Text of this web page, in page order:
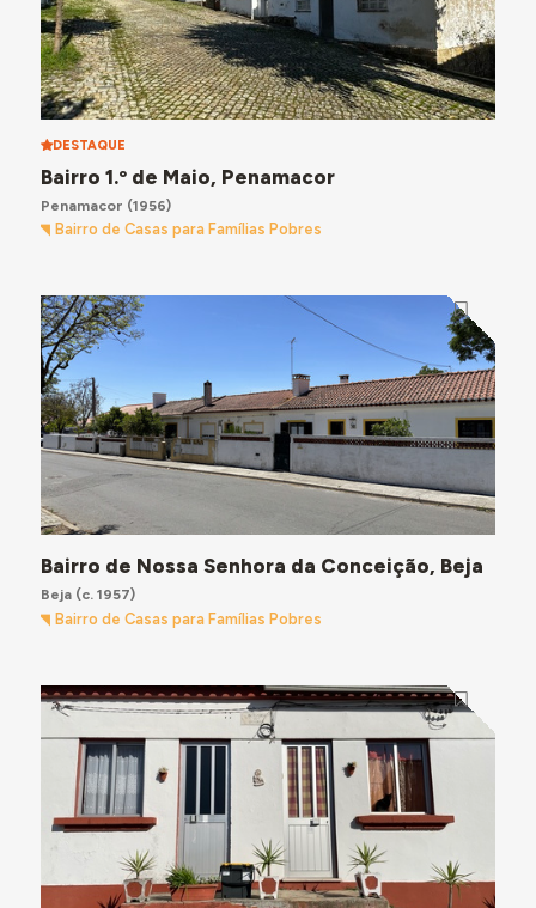
DESTAQUE
Bairro 1.º de Maio, Penamacor
Penamacor (1956)
Bairro de Casas para Famílias Pobres
Bairro de Nossa Senhora da Conceição, Beja
Beja(c. 1957)
Bairro de Casas para Famílias Pobres